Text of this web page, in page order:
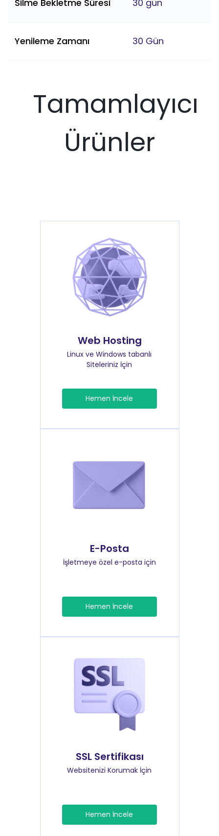
Silme Bekletme Süresi 30 gün
Yenileme Zamanı 30 Gün
Tamamlayıcı
Ürünler
Web Hosting
Linux ve Windows tabanlı
Siteleriniz İçin
Hemen İncele
E-Posta
İşletmeye özel e-posta için
Hemen İncele
SSL Sertifikası
Websitenizi Korumak İçin
Hemen İncele